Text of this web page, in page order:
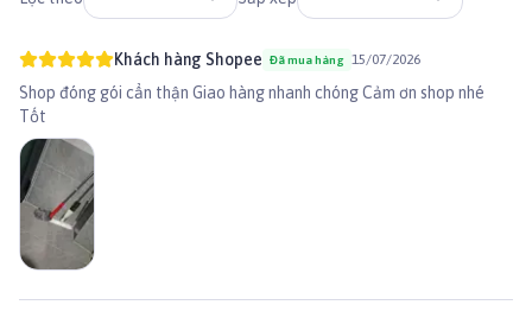
Khách hàng Shopee Đã mua hàng 15/07/2026
Shop đóng gói cẩn thận Giao hàng nhanh chóng Cảm ơn shop nhé
Tốt